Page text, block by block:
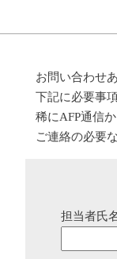
お問い合わせ
下記に必要事
稀にAFP通信
ご連絡の必要
担当者氏